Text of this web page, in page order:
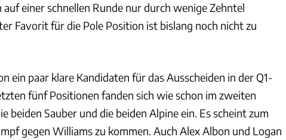
auf einer schnellen Runde nur durch wenige Zehntel
Favorit für die Pole Position ist bislang noch nicht zu
ein paar klare Kandidaten für das Ausscheiden in der Q1-
fünf Positionen fanden sich wie schon im zweiten
beiden Sauber und die beiden Alpine ein. Es scheint zum
gegen Williams zu kommen. Auch Alex Albon und Logan